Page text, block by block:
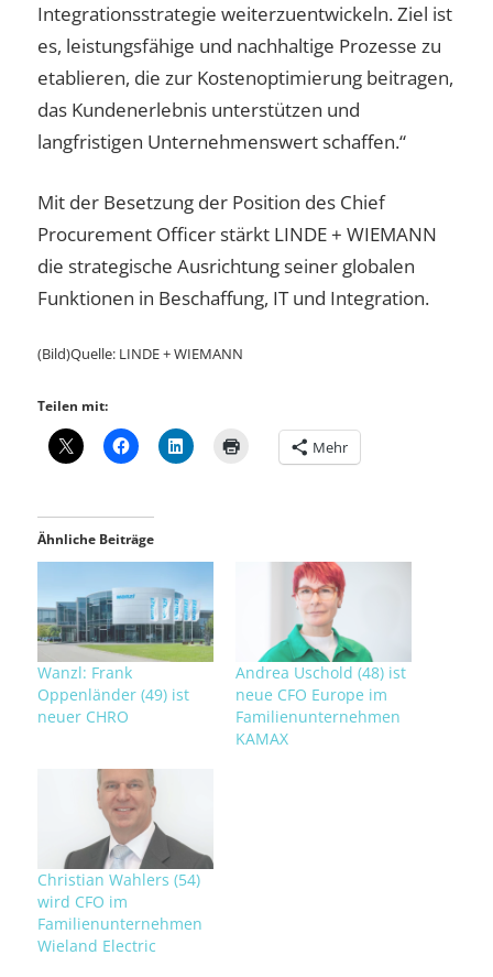
Integrationsstrategie weiterzuentwickeln. Ziel ist
es, leistungsfähige und nachhaltige Prozesse zu
etablieren, die zur Kostenoptimierung beitragen,
das Kundenerlebnis unterstützen und
langfristigen Unternehmenswert schaffen.“
Mit der Besetzung der Position des Chief
Procurement Officer stärkt LINDE + WIEMANN
die strategische Ausrichtung seiner globalen
Funktionen in Beschaffung, IT und Integration.
(Bild)Quelle: LINDE + WIEMANN
Teilen mit:
Mehr
Ähnliche Beiträge
Wanzl: Frank
Oppenländer (49) ist
neuer CHRO
Andrea Uschold (48) ist
neue CFO Europe im
Familienunternehmen
KAMAX
Christian Wahlers (54)
wird CFO im
Familienunternehmen
Wieland Electric